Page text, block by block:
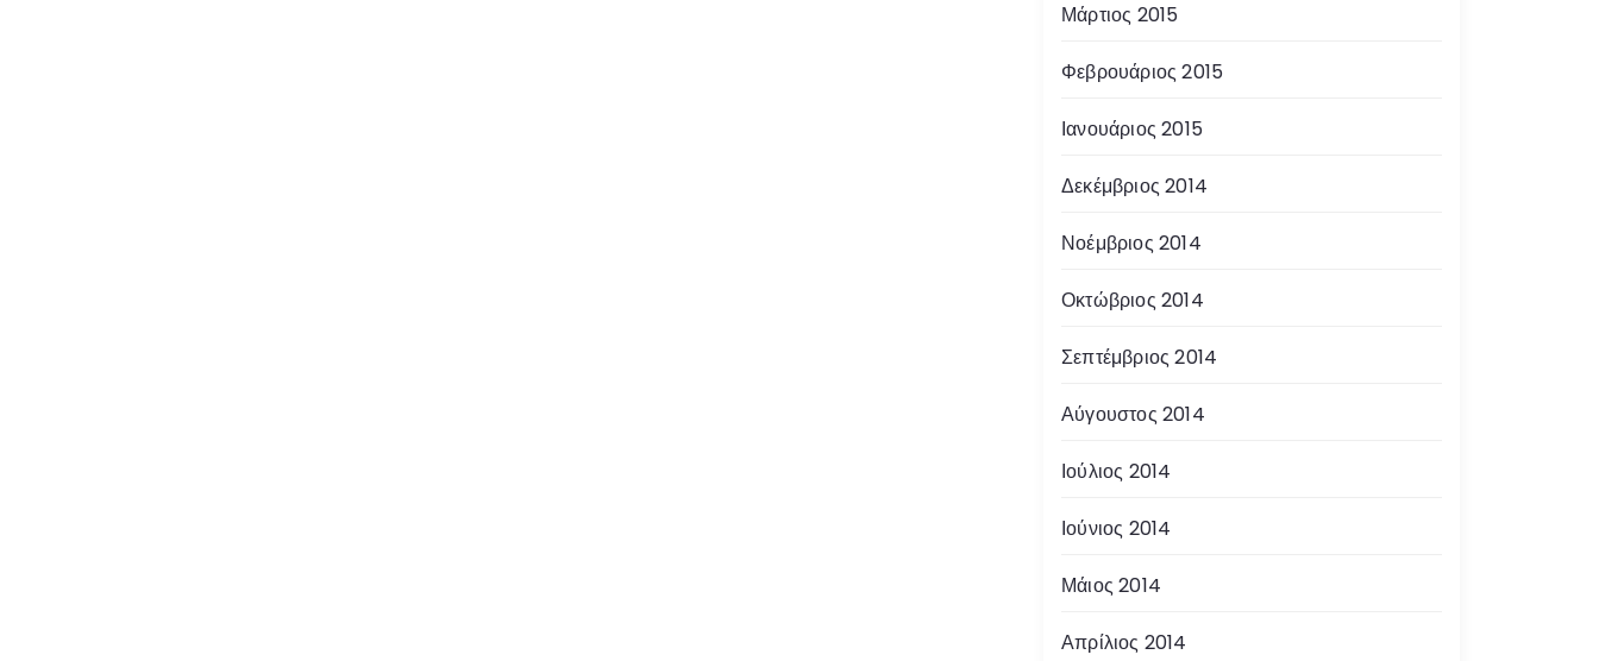
Μάρτιος 2015
Φεβρουάριος 2015
Ιανουάριος 2015
Δεκέμβριος 2014
Νοέμβριος 2014
Οκτώβριος 2014
Σεπτέμβριος 2014
Αύγουστος 2014
Ιούλιος 2014
Ιούνιος 2014
Μάιος 2014
Απρίλιος 2014